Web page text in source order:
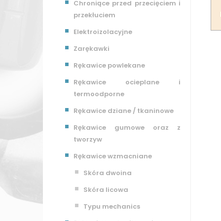
Chroniące przed przecięciem i
przekłuciem
Elektroizolacyjne
Zarękawki
Rękawice powlekane
Rękawice ocieplane i
termoodporne
Rękawice dziane / tkaninowe
Rękawice gumowe oraz z
tworzyw
Rękawice wzmacniane
Skóra dwoina
Skóra licowa
Typu mechanics